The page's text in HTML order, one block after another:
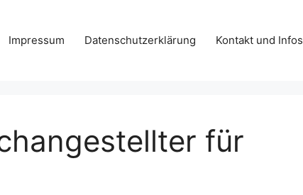
Impressum Datenschutzerklärung Kontakt und Infos
für